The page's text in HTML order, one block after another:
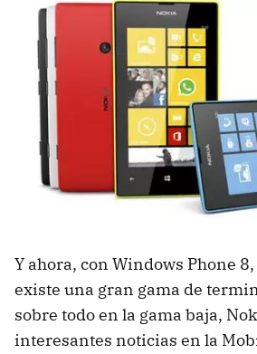
Y ahora, con Windows Phone
existe una gran gama de
sobre todo en la gama baja,
interesantes noticias en la